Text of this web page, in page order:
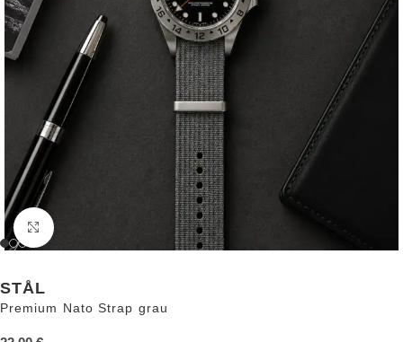
Zum Vergrößern anklicken
STÅL
Premium Nato Strap grau